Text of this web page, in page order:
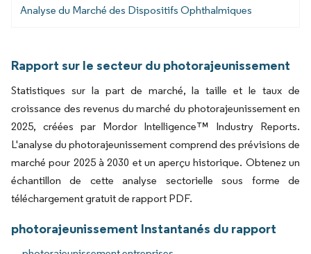
Analyse du Marché des Dispositifs Ophthalmiques
Rapport sur le secteur du photorajeunissement
Statistiques sur la part de marché, la taille et le taux de
croissance des revenus du marché du photorajeunissement en
2025, créées par Mordor Intelligence™ Industry Reports.
L'analyse du photorajeunissement comprend des prévisions de
marché pour 2025 à 2030 et un aperçu historique. Obtenez un
échantillon de cette analyse sectorielle sous forme de
téléchargement gratuit de rapport PDF.
photorajeunissement Instantanés du rapport